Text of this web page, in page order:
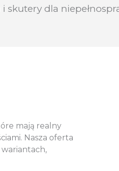
skutery dla
mają realny
Nasza oferta